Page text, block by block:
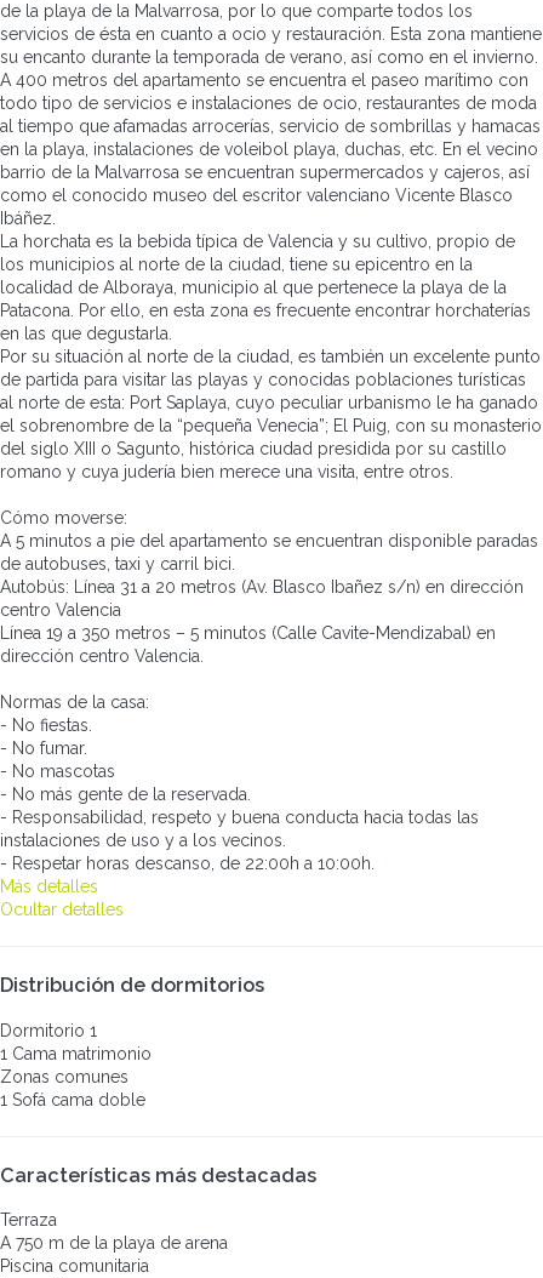
de la playa de la Malvarrosa, por lo que comparte todos los
servicios de ésta en cuanto a ocio y restauración. Esta zona mantiene
su encanto durante la temporada de verano, así como en el invierno.
A 400 metros del apartamento se encuentra el paseo marítimo con
todo tipo de servicios e instalaciones de ocio, restaurantes de moda
al tiempo que afamadas arrocerías, servicio de sombrillas y hamacas
en la playa, instalaciones de voleibol playa, duchas, etc. En el vecino
barrio de la Malvarrosa se encuentran supermercados y cajeros, así
como el conocido museo del escritor valenciano Vicente Blasco
Ibáñez.
La horchata es la bebida típica de Valencia y su cultivo, propio de
los municipios al norte de la ciudad, tiene su epicentro en la
localidad de Alboraya, municipio al que pertenece la playa de la
Patacona. Por ello, en esta zona es frecuente encontrar horchaterías
en las que degustarla.
Por su situación al norte de la ciudad, es también un excelente punto
de partida para visitar las playas y conocidas poblaciones turísticas
al norte de esta: Port Saplaya, cuyo peculiar urbanismo le ha ganado
el sobrenombre de la “pequeña Venecia”; El Puig, con su monasterio
del siglo XIII o Sagunto, histórica ciudad presidida por su castillo
romano y cuya judería bien merece una visita, entre otros.
Cómo moverse:
A 5 minutos a pie del apartamento se encuentran disponible paradas
de autobuses, taxi y carril bici.
Autobús: Línea 31 a 20 metros (Av. Blasco Ibañez s/n) en dirección
centro Valencia
Línea 19 a 350 metros – 5 minutos (Calle Cavite-Mendizabal) en
dirección centro Valencia.
Normas de la casa:
- No fiestas.
- No fumar.
- No mascotas
- No más gente de la reservada.
- Responsabilidad, respeto y buena conducta hacia todas las
instalaciones de uso y a los vecinos.
- Respetar horas descanso, de 22:00h a 10:00h.
Más detalles
Ocultar detalles
Distribución de dormitorios
Dormitorio 1
1 Cama matrimonio
Zonas comunes
1 Sofá cama doble
Características más destacadas
Terraza
A 750 m de la playa de arena
Piscina comunitaria